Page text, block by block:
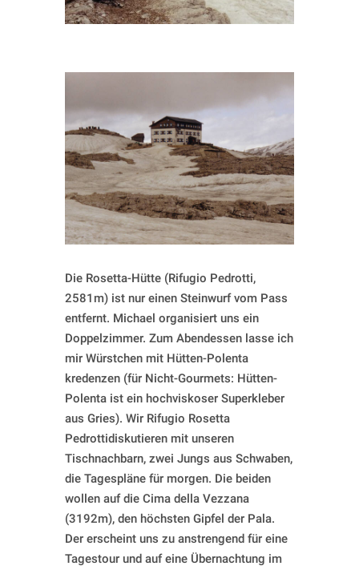
Die Rosetta-Hütte (Rifugio Pedrotti,
2581m) ist nur einen Steinwurf vom Pass
entfernt. Michael organisiert uns ein
Doppelzimmer. Zum Abendessen lasse ich
mir Würstchen mit Hütten-Polenta
kredenzen (für Nicht-Gourmets: Hütten-
Polenta ist ein hochviskoser Superkleber
aus Gries). Wir Rifugio Rosetta
Pedrottidiskutieren mit unseren
Tischnachbarn, zwei Jungs aus Schwaben,
die Tagespläne für morgen. Die beiden
wollen auf die Cima della Vezzana
(3192m), den höchsten Gipfel der Pala.
Der erscheint uns zu anstrengend für eine
Tagestour und auf eine Übernachtung im